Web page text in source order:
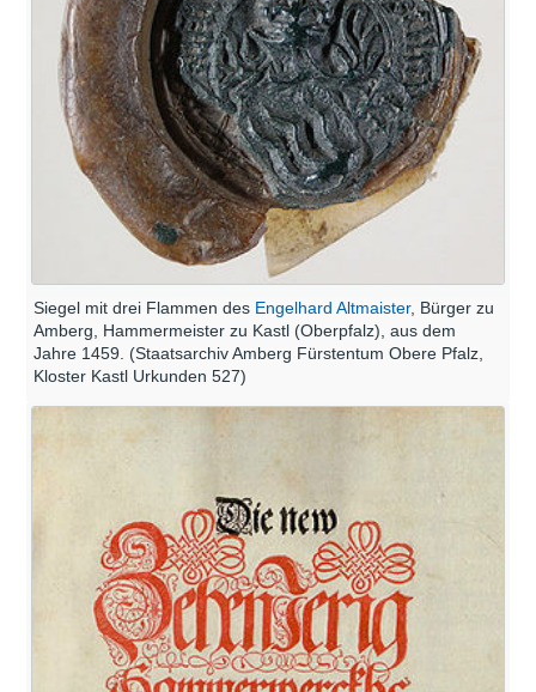
Siegel mit drei Flammen des Engelhard Altmaister, Bürger zu
Amberg, Hammermeister zu Kastl (Oberpfalz), aus dem
Jahre 1459. (Staatsarchiv Amberg Fürstentum Obere Pfalz,
Kloster Kastl Urkunden 527)